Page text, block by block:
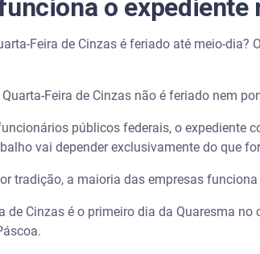
o expediente
Feira de Cinzas é feriado até meio-
Quarta-Feira de Cinzas não é feriado nem
públicos federais, o expediente
vai depender exclusivamente do que
tradição, a maioria das empresas
de Cinzas é o primeiro dia da Quaresma